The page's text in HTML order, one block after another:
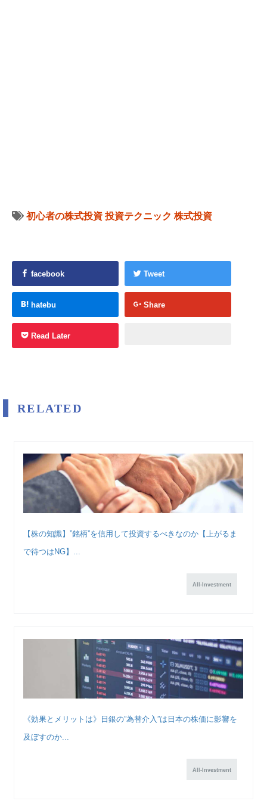
初心者の株式投資 投資テクニック 株式投資
facebook Tweet
hatebu Share
Read Later
RELATED
【株の知識】”銘柄”を信用して投資するべきなのか【上がるま
で待つはNG】...
All-Investment
《効果とメリットは》日銀の”為替介入”は日本の株価に影響を
及ぼすのか...
All-Investment